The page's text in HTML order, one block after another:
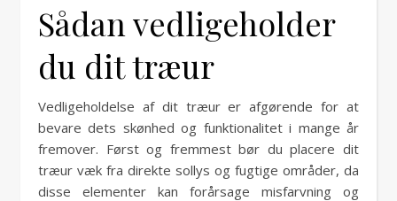
Sådan vedligeholder
du dit træur
Vedligeholdelse af dit træur er afgørende for at
bevare dets skønhed og funktionalitet i mange år
fremover. Først og fremmest bør du placere dit
træur væk fra direkte sollys og fugtige områder, da
disse elementer kan forårsage misfarvning og